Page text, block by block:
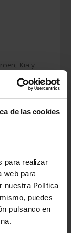
de las cookies
para realizar
web para
nuestra Política
puedes
pulsando en
Kia y
precio.